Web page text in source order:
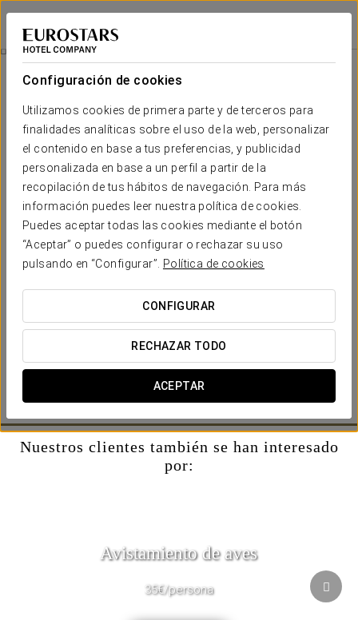
Configuración de cookies
Utilizamos cookies de primera parte y de terceros para
finalidades analíticas sobre el uso de la web, personalizar
el contenido en base a tus preferencias, y publicidad
personalizada en base a un perfil a partir de la
recopilación de tus hábitos de navegación. Para más
información puedes leer nuestra política de cookies.
Puedes aceptar todas las cookies mediante el botón
“Aceptar” o puedes configurar o rechazar su uso
pulsando en “Configurar”.
Política de cookies
CONFIGURAR
RECHAZAR TODO
ACEPTAR
Eurostars Hotel Real
SANTANDER
Desayuno Real
32€/persona
Desayuno real
Si no quieres madrugar y prefieres tomarte el día con calma,
puedes empezar por tomar el desayuno en tu habitación a la
hora que nos hayas indicado. Te proponemos una amplia
gama de productos, entre los que se incluyen café, zumo de
naranja, yogures, quesos y embutido, bollería, fruta y
nuestros deliciosos huevos con beicon.
Nuestros clientes también se han interesado
por:
Avistamiento de aves
35€/persona